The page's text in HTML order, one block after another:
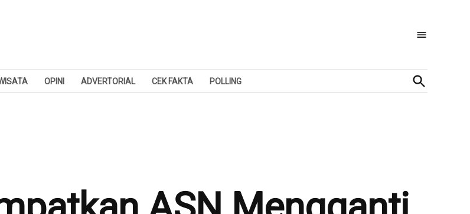
OPINI ADVERTORIAL CEK FAKTA POLLING
Open
Search